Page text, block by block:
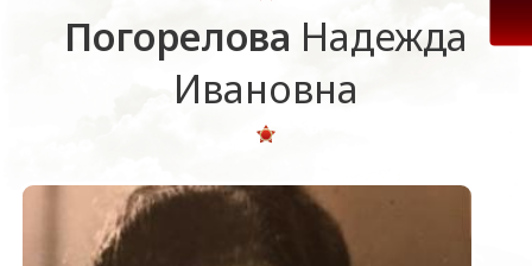
Погорелова Надежда
Ивановна